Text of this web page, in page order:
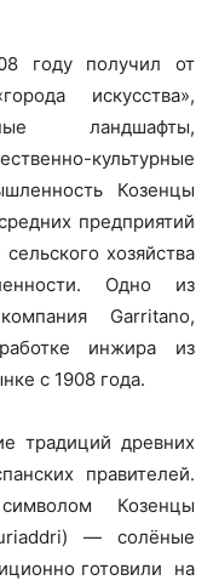
году получил от
искусства»,
ландшафты,
культурные
Козенцы
предприятий
хозяйства
Одно из
Garritano,
инжира из
с 1908 года.
традиций древних
правителей.
Козенцы
— солёные
готовили на